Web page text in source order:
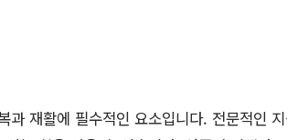
재활에 필수적인 요소입니다. 전문적인